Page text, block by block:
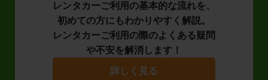
レンタカーご利用の基本的な流れを、
初めての方にもわかりやすく解説。
レンタカーご利用の際のよくある疑問
や不安を解消します！
詳しく見る